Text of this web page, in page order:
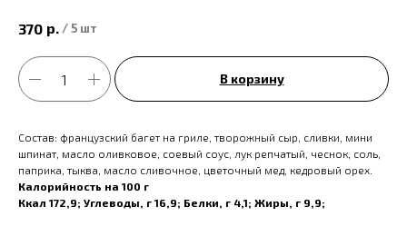
370 р. /5 шт
В корзину
Состав: французский багет на гриле, творожный сыр, сливки, мини
шпинат, масло оливковое, соевый соус, лук репчатый, чеснок, соль,
паприка, тыква, масло сливочное, цветочный мед, кедровый орех.
Калорийность на 100 г
Ккал 172,9; Углеводы, г 16,9; Белки, г 4,1; Жиры, г 9,9;